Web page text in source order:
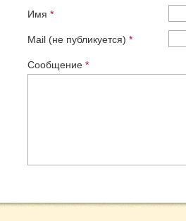
Имя *
Mail (не публикуется) *
Сообщение *